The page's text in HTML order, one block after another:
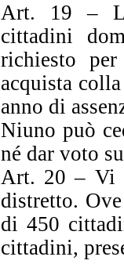
Art. 19 –
cittadini
richiesto
acquista
anno di
Niuno può
né dar voto
Art. 20 – Vi
distretto.
di 450
cittadini,